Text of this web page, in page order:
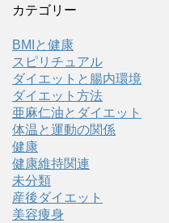
カテゴリー
BMIと健康
スピリチュアル
ダイエットと腸内環境
ダイエット方法
亜麻仁油とダイエット
体温と運動の関係
健康
健康維持関連
未分類
産後ダイエット
美容痩身